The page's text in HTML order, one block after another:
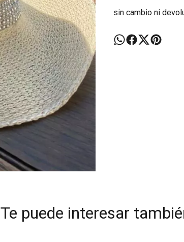
sin cambio ni
Te puede interesar